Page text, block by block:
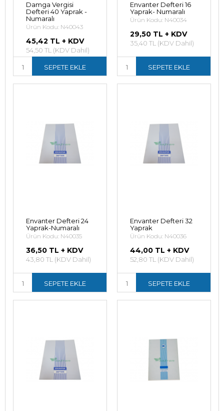
Damga Vergisi
Defteri 40 Yaprak -
Numaralı
Ürün Kodu: N40043
45,42 TL + KDV
54,50 TL (KDV Dahil)
SEPETE EKLE
Envanter Defteri 16
Yaprak- Numaralı
Ürün Kodu: N40034
29,50 TL + KDV
35,40 TL (KDV Dahil)
SEPETE EKLE
Envanter Defteri 24
Yaprak-Numaralı
Ürün Kodu: N40035
36,50 TL + KDV
43,80 TL (KDV Dahil)
SEPETE EKLE
Envanter Defteri 32
Yaprak
Ürün Kodu: N40036
44,00 TL + KDV
52,80 TL (KDV Dahil)
SEPETE EKLE